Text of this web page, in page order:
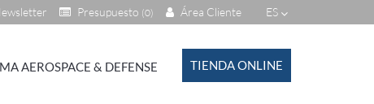
ES
Área Cliente
Presupuesto (0)
AEROSPACE & DEFENSE TIENDA ONLINE